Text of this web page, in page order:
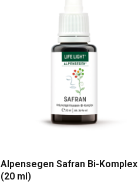
Alpensegen Safran Bi-Komplex
(20 ml)